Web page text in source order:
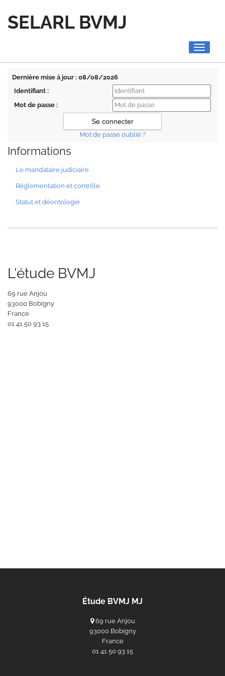
SELARL BVMJ
Toggle
Dernière mise à jour : 08/08/2026
Identifiant :
Mot de passe :
Mot de passe oublié ?
Informations
Le mandataire judiciaire
Réglementation et contrôle
Statut et déontologie
L'étude BVMJ
69 rue Anjou
93000 Bobigny
France
‭01 41 50 93 15‬
Étude BVMJ MJ
69 rue Anjou
93000 Bobigny
France
‭01 41 50 93 15‬